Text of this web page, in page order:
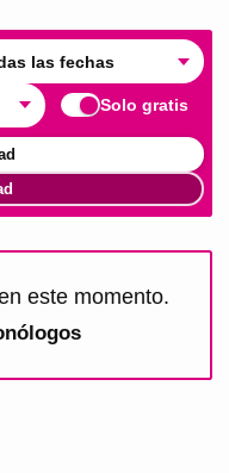
las fechas
Solo gratis
este momento.